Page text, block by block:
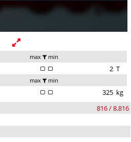
max min
2 T
max min
325 kg
816 / 8.816